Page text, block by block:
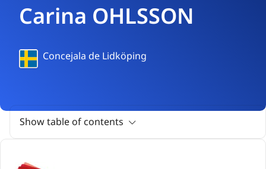
Carina OHLSSON
SueciaConcejala de Lidköping
Show table of contents